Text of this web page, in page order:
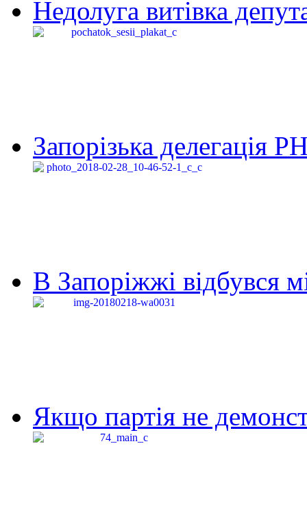
Недолуга витівка
Запорізька делегація
В Запоріжжі відбувся
Якщо партія не